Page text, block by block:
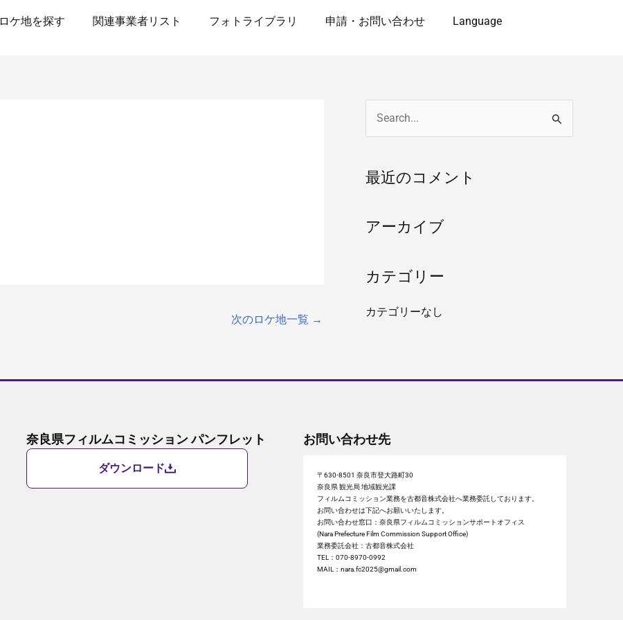
ロケ地を探す 関連事業者リスト フォトライブラリ 申請・お問い合わせ Language
次のロケ地一覧 →
象
最近のコメント
アーカイブ
カテゴリー
カテゴリーなし
奈良県フィルムコミッション パンフレット
ダウンロード
お問い合わせ先
〒630-8501 奈良市登大路町30
奈良県 観光局 地域観光課
フィルムコミッション業務を古都音株式会社へ業務委託しております。
お問い合わせは下記へお願いいたします。
お問い合わせ窓口：奈良県フィルムコミッションサポートオフィス
(Nara Prefecture Film Commission Support Office)
業務委託会社：古都音株式会社
TEL：070-8970-0992
MAIL：nara.fc2025@gmail.com